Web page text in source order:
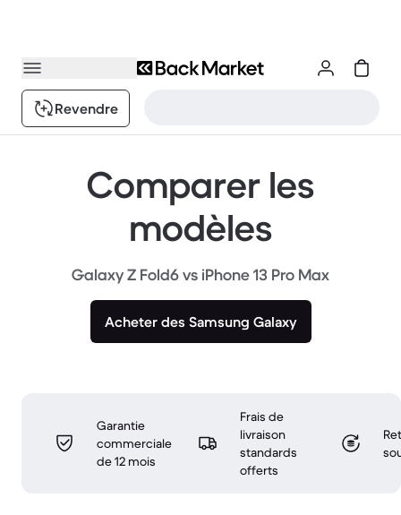
Revendre
Comparer les
modèles
Galaxy Z Fold6 vs iPhone 13 Pro Max
Acheter des Samsung Galaxy
Garantie
commerciale
de 12 mois
Frais de
livraison
standards
offerts